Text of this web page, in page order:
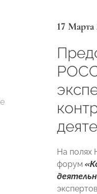
17 Марта
На полях
форум